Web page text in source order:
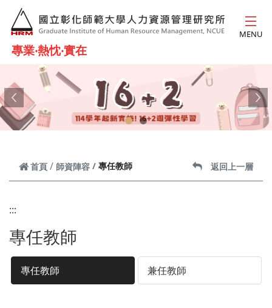
跳到主要內容
專業‧熱忱‧實在
MENU
Previous
首頁 師資陣容 專任教師 返回上一層
:::
專任教師
專任教師 兼任教師